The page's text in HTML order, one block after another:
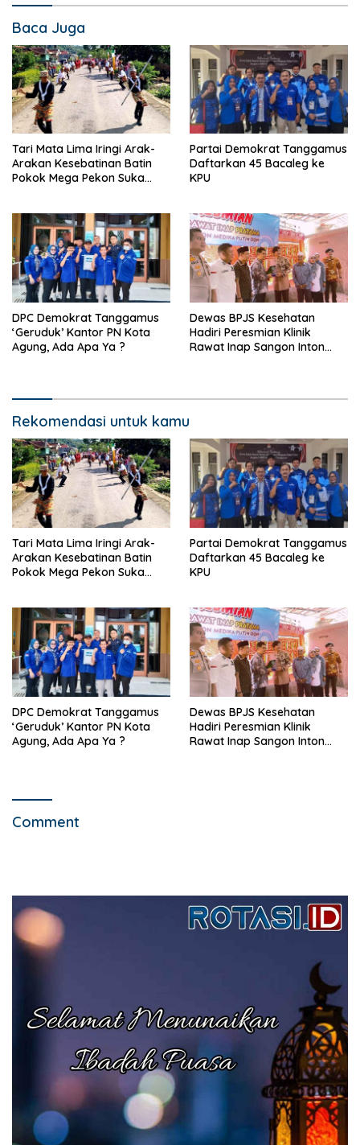
Baca Juga
Tari Mata Lima Iringi Arak-
Arakan Kesebatinan Batin
Pokok Mega Pekon Suka
Partai Demokrat Tanggamus
Daftarkan 45 Bacaleg ke
KPU
DPC Demokrat Tanggamus
‘Geruduk’ Kantor PN Kota
Agung, Ada Apa Ya ?
Dewas BPJS Kesehatan
Hadiri Peresmian Klinik
Rawat Inap Sangon Inton
Rekomendasi untuk kamu
Tari Mata Lima Iringi Arak-
Arakan Kesebatinan Batin
Pokok Mega Pekon Suka
Partai Demokrat Tanggamus
Daftarkan 45 Bacaleg ke
KPU
DPC Demokrat Tanggamus
‘Geruduk’ Kantor PN Kota
Agung, Ada Apa Ya ?
Dewas BPJS Kesehatan
Hadiri Peresmian Klinik
Rawat Inap Sangon Inton
Comment